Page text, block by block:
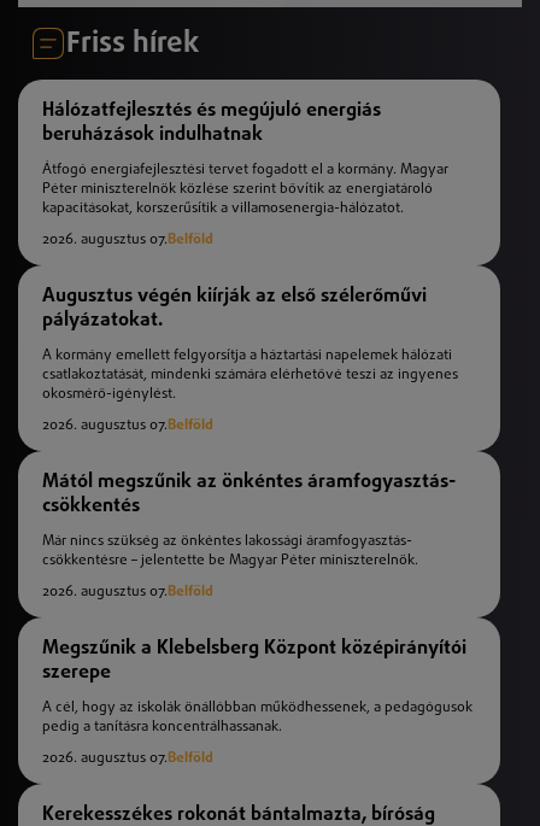
Friss hírek
Hálózatfejlesztés és megújuló energiás
beruházások indulhatnak
Átfogó energiafejlesztési tervet fogadott el a kormány. Magyar
Péter miniszterelnök közlése szerint bővítik az energiatároló
kapacitásokat, korszerűsítik a villamosenergia-hálózatot.
2026. augusztus 07.Belföld
Augusztus végén kiírják az első szélerőművi
pályázatokat.
A kormány emellett felgyorsítja a háztartási napelemek hálózati
csatlakoztatását, mindenki számára elérhetővé teszi az ingyenes
okosmérő-igénylést.
2026. augusztus 07.Belföld
Mától megszűnik az önkéntes áramfogyasztás-
csökkentés
Már nincs szükség az önkéntes lakossági áramfogyasztás-
csökkentésre – jelentette be Magyar Péter miniszterelnök.
2026. augusztus 07.Belföld
Megszűnik a Klebelsberg Központ középirányítói
szerepe
A cél, hogy az iskolák önállóbban működhessenek, a pedagógusok
pedig a tanításra koncentrálhassanak.
2026. augusztus 07.Belföld
Kerekesszékes rokonát bántalmazta, bíróság